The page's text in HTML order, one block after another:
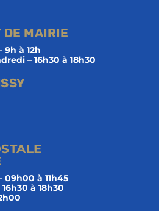
DE MAIRIE
à 12h
– 16h30 à 18h30
à 11h45
à 18h30